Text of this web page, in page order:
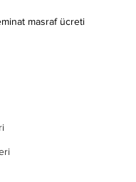
masraf ücreti